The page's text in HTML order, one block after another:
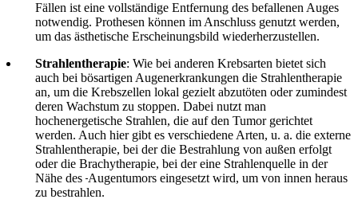
Fällen ist eine vollständige Entfernung des befallenen Auges
notwendig. Prothesen können im Anschluss genutzt werden,
um das ästhetische Erscheinungsbild wiederherzustellen.
Strahlentherapie: Wie bei anderen Krebsarten bietet sich
auch bei bösartigen Augenerkrankungen die Strahlentherapie
an, um die Krebszellen lokal gezielt abzutöten oder zumindest
deren Wachstum zu stoppen. Dabei nutzt man
hochenergetische Strahlen, die auf den Tumor gerichtet
werden. Auch hier gibt es verschiedene Arten, u. a. die externe
Strahlentherapie, bei der die Bestrahlung von außen erfolgt
oder die Brachytherapie, bei der eine Strahlenquelle in der
Nähe des Augentumors eingesetzt wird, um von innen heraus
zu bestrahlen.